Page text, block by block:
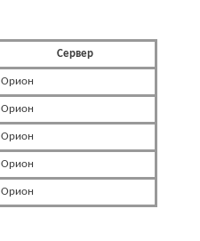
Сервер
Орион
Орион
Орион
Орион
Орион